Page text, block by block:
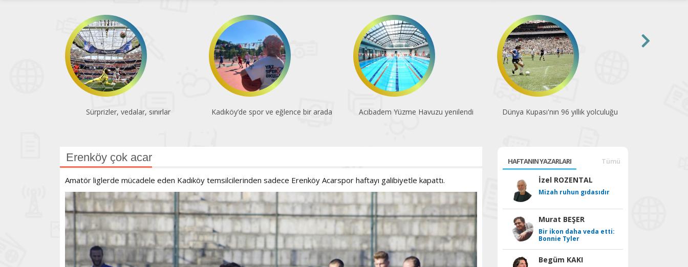
Sürprizler, vedalar, sınırlar Kadıköy’de spor ve eğlence bir arada Acıbadem Yüzme Havuzu yenilendi Dünya Kupası'nın 96 yıllık yolculuğu
Erenköy çok acar
Amatör liglerde mücadele eden Kadıköy temsilcilerinden sadece Erenköy Acarspor haftayı galibiyetle kapattı.
HAFTANIN YAZARLARI Tümü
İzel ROZENTAL
Mizah ruhun gıdasıdır
Murat BEŞER
Bir ikon daha veda etti:
Bonnie Tyler
Begüm KAKI